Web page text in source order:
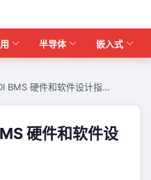
半导体 嵌入式
BMS 硬件和软件设计指…
硬件和软件设